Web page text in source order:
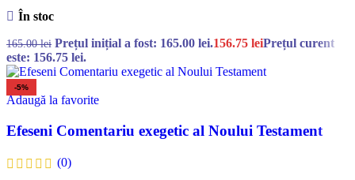
În stoc
165.00lei Prețul inițial a fost: 165.00 lei.156.75 leiPrețul curent
este: 156.75 lei.
-5%
Adaugă la favorite
Efeseni Comentariu exegetic al Noului Testament
(0)